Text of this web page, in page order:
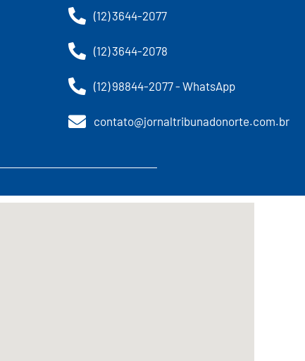
(12) 3644-2077
(12) 3644-2078
(12) 98844-2077 - WhatsApp
contato@jornaltribunadonorte.com.br